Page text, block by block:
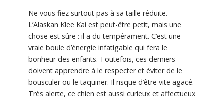
Ne vous fiez surtout pas à sa taille réduite.
L’Alaskan Klee Kai est peut-être petit, mais une
chose est sûre : il a du tempérament. C’est une
vraie boule d’énergie infatigable qui fera le
bonheur des enfants. Toutefois, ces derniers
doivent apprendre à le respecter et éviter de le
bousculer ou le taquiner. Il risque d’être vite agacé.
Très alerte, ce chien est aussi curieux et affectueux